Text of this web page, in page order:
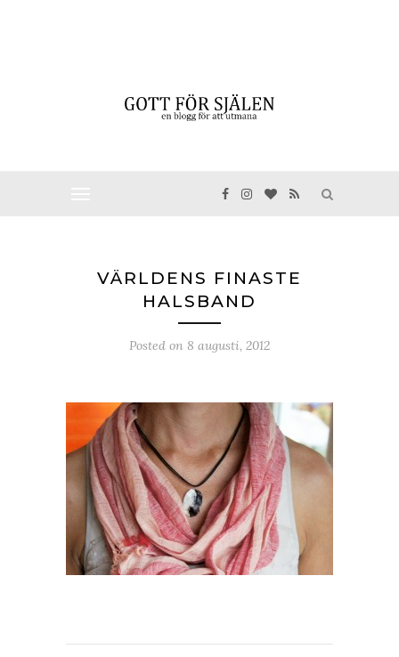
VÄRLDENS FINASTE
HALSBAND
Posted on 8 augusti, 2012